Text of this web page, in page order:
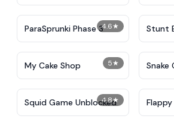
4.6★
ParaSprunki Phase 3 Stunt
5★
My Cake Shop Snake
4.8★
Squid Game Unblocked